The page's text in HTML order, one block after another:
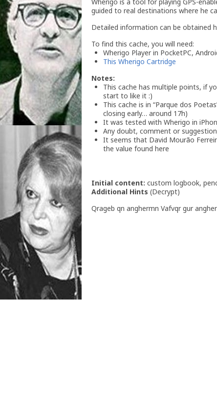
guided to real destinations where he
Detailed information can be obtained
To find this cache, you will need:
Wherigo Player in PocketPC,
This Wherigo Cartridge
Notes:
This cache has multiple points, if
start to like it :)
This cache is in “Parque dos
closing early… around 17h)
It was tested with Wherigo in
Any doubt, comment or
It seems that David Mourão
the value found here
Initial content: custom logbook,
Additional Hints (Decrypt)
Qrageb qn anghermn Vafvqr gur angher